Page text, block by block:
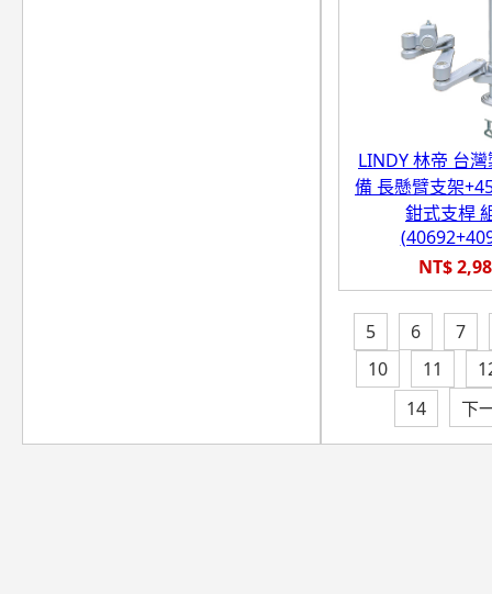
LINDY 林帝 台
備 長懸臂支架
鉗式支桿
NT$
5 6
7
10
11
14
下